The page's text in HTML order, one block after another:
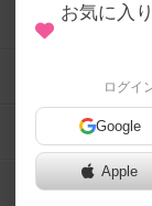
お気に入
ログイ
Google
Apple
メカニクス特集
掲示板・トピ
ボドとも・会
ボードゲーム